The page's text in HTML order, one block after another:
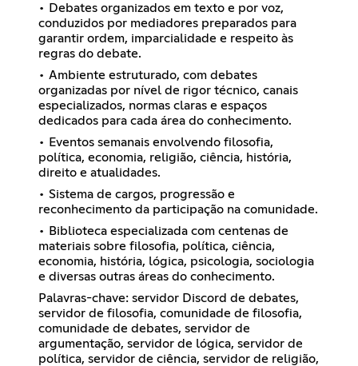
• Debates organizados em texto e por voz,
conduzidos por mediadores preparados para
garantir ordem, imparcialidade e respeito às
regras do debate.
• Ambiente estruturado, com debates
organizadas por nível de rigor técnico, canais
especializados, normas claras e espaços
dedicados para cada área do conhecimento.
• Eventos semanais envolvendo filosofia,
política, economia, religião, ciência, história,
direito e atualidades.
• Sistema de cargos, progressão e
reconhecimento da participação na comunidade.
• Biblioteca especializada com centenas de
materiais sobre filosofia, política, ciência,
economia, história, lógica, psicologia, sociologia
e diversas outras áreas do conhecimento.
Palavras-chave: servidor Discord de debates,
servidor de filosofia, comunidade de filosofia,
comunidade de debates, servidor de
argumentação, servidor de lógica, servidor de
política, servidor de ciência, servidor de religião,